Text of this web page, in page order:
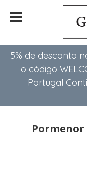
5% de desconto
o código
Portugal
Pormenor